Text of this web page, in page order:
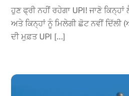
ਹੁਣ ਫ੍ਰੀ ਨਹੀਂ ਰਹੇਗਾ UPI! ਜਾਣੋ
ਅਤੇ ਕਿਨ੍ਹਾਂ ਨੂੰ ਮਿਲੇਗੀ ਛੋਟ ਨਵੀਂ ਦਿੱਲੀ
ਦੀ ਮੁਫ਼ਤ UPI […]